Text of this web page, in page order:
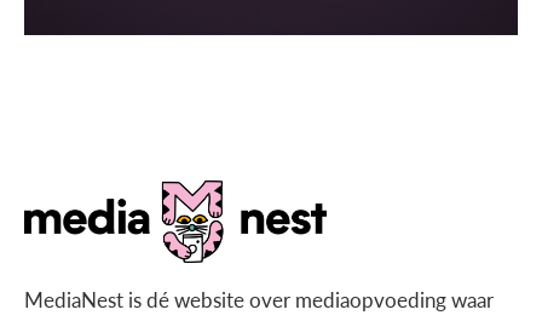
maken én gebruiken. Maar wat is dat dan, een
MediaNest is dé website over mediaopvoeding waar